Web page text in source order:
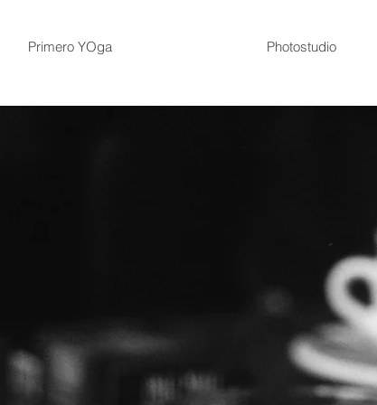
Primero YOga Photostudio